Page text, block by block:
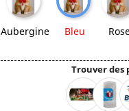
Aubergine Bleu
Trouver des